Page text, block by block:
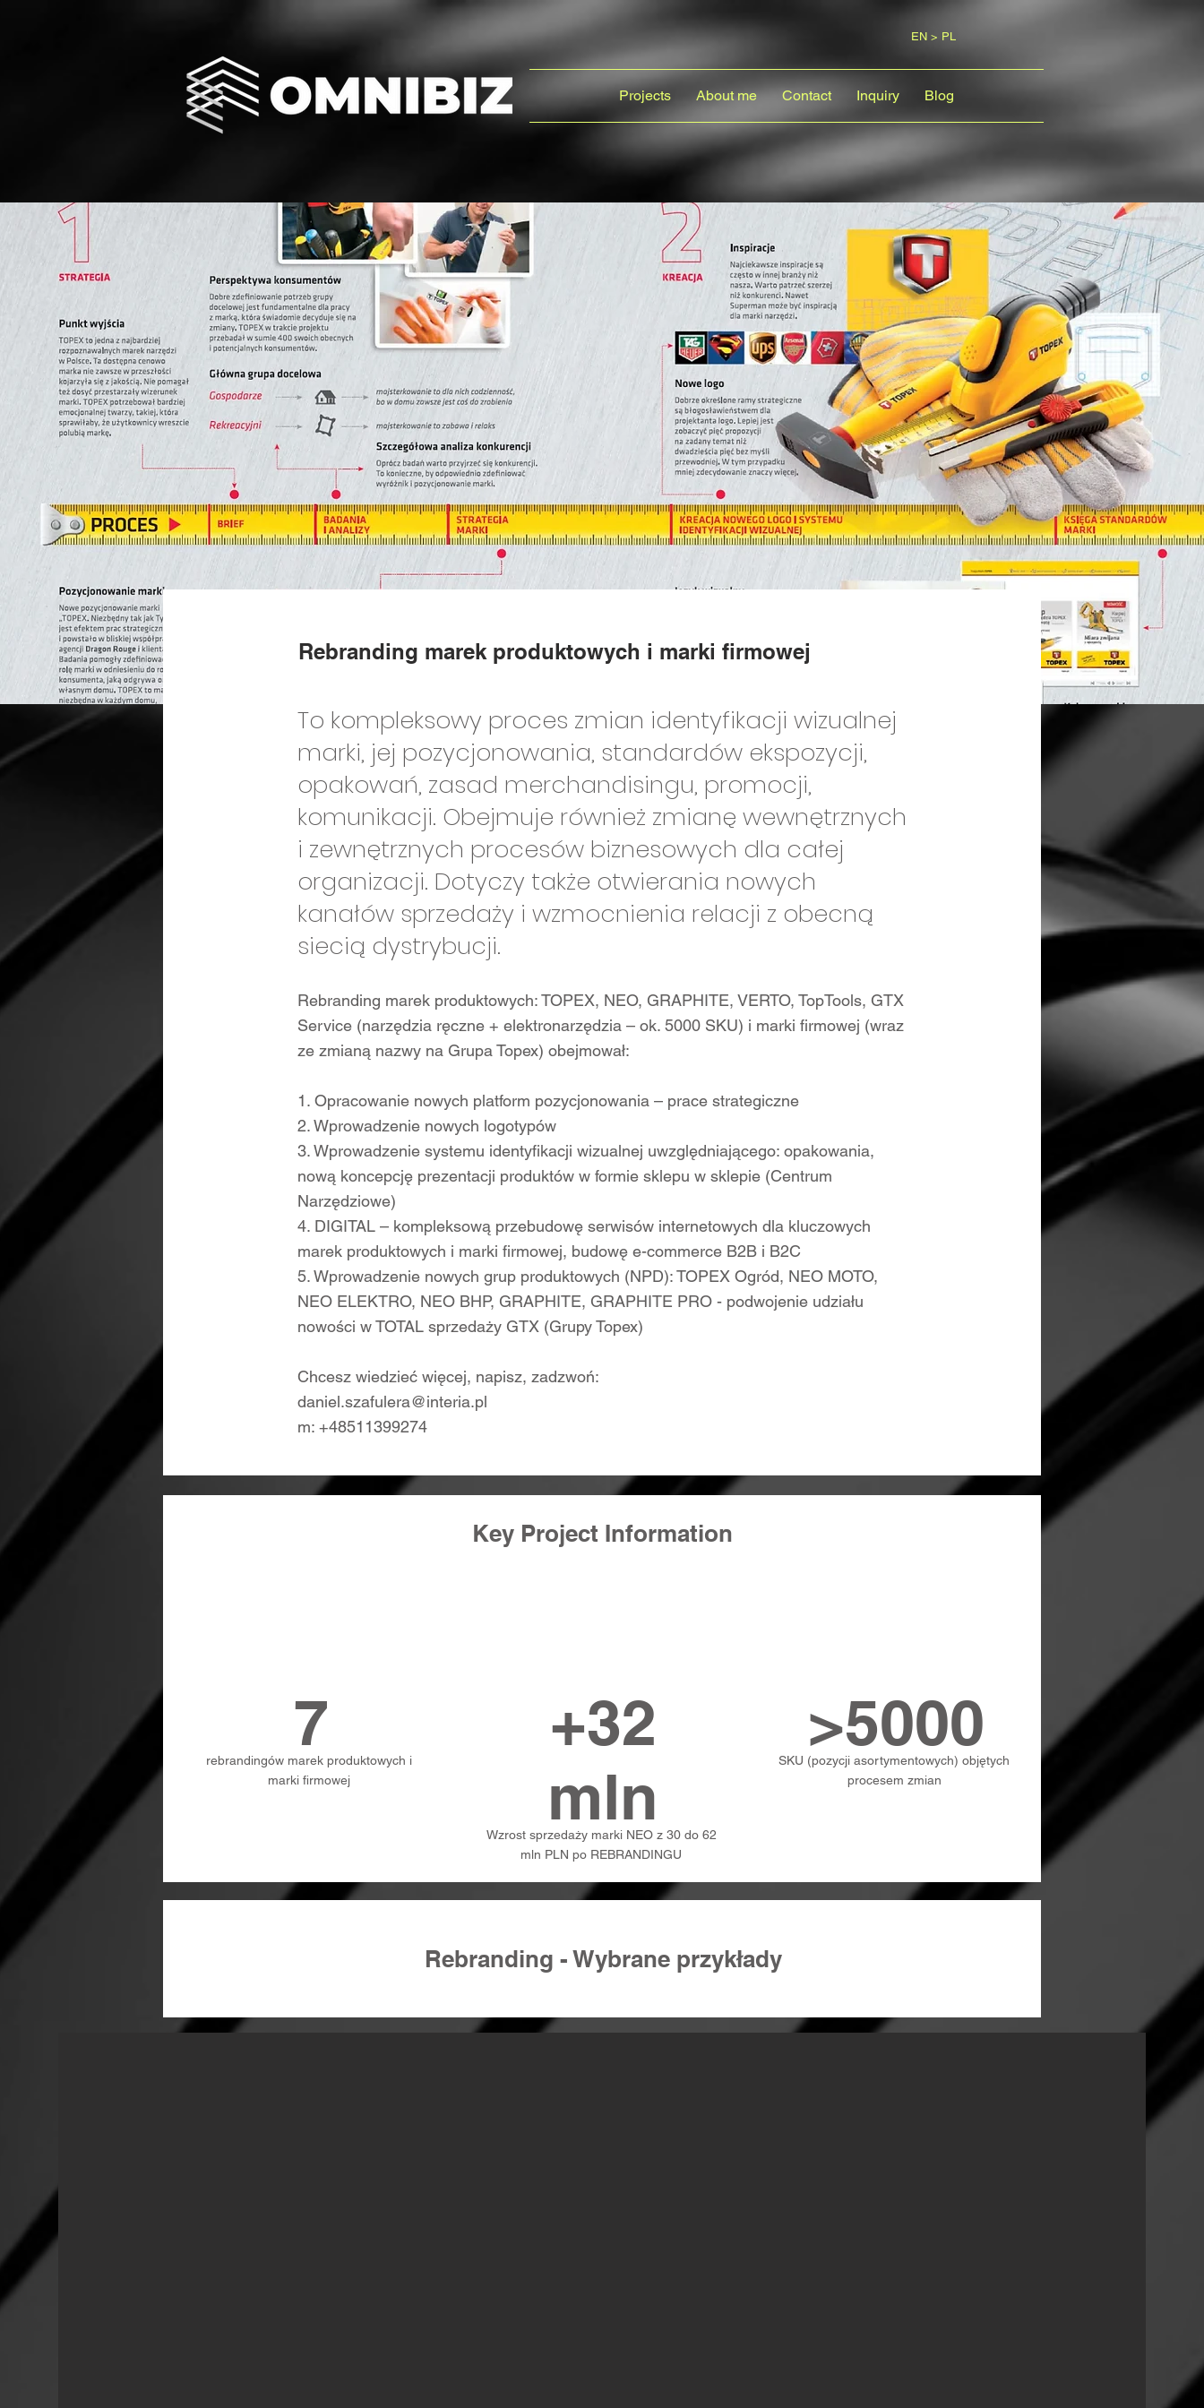
EN > PL
Projects About me Contact Inquiry Blog
Rebranding marek produktowych i marki firmowej
To kompleksowy proces zmian identyfikacji wizualnej
marki, jej pozycjonowania, standardów ekspozycji,
opakowań, zasad merchandisingu, promocji,
komunikacji. Obejmuje również zmianę wewnętrznych
i zewnętrznych procesów biznesowych dla całej
organizacji. Dotyczy także otwierania nowych
kanałów sprzedaży i wzmocnienia relacji z obecną
siecią dystrybucji.
Rebranding marek produktowych: TOPEX, NEO, GRAPHITE, VERTO, TopTools, GTX
Service (narzędzia ręczne + elektronarzędzia – ok. 5000 SKU) i marki firmowej (wraz
ze zmianą nazwy na Grupa Topex) obejmował:
1. Opracowanie nowych platform pozycjonowania – prace strategiczne
2. Wprowadzenie nowych logotypów
3. Wprowadzenie systemu identyfikacji wizualnej uwzględniającego: opakowania,
nową koncepcję prezentacji produktów w formie sklepu w sklepie (Centrum
Narzędziowe)
4. DIGITAL – kompleksową przebudowę serwisów internetowych dla kluczowych
marek produktowych i marki firmowej, budowę e-commerce B2B i B2C
5. Wprowadzenie nowych grup produktowych (NPD): TOPEX Ogród, NEO MOTO,
NEO ELEKTRO, NEO BHP, GRAPHITE, GRAPHITE PRO - podwojenie udziału
nowości w TOTAL sprzedaży GTX (Grupy Topex)
Chcesz wiedzieć więcej, napisz, zadzwoń:
daniel.szafulera@interia.pl
m: +48511399274
Key Project Information
7
rebrandingów marek produktowych i
marki firmowej
+32
mln
Wzrost sprzedaży marki NEO z 30 do 62
mln PLN po REBRANDINGU
>5000
SKU (pozycji asortymentowych) objętych
procesem zmian
Rebranding - Wybrane przykłady